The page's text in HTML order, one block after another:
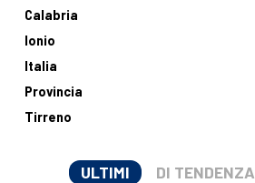
Calabria
Ionio
Italia
Provincia
Tirreno
ULTIMI DI TENDENZA